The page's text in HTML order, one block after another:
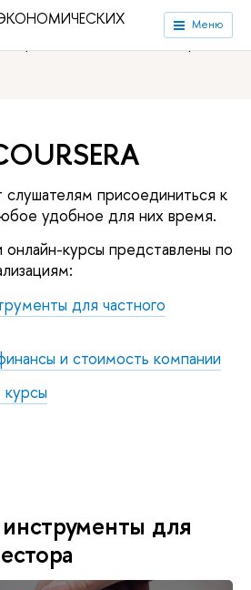
Меню
университет «Высшая
Факультет экономических наук
слушателям присоединиться к
удобное для них время.
курсы представлены по
для частного
и стоимость компании
для